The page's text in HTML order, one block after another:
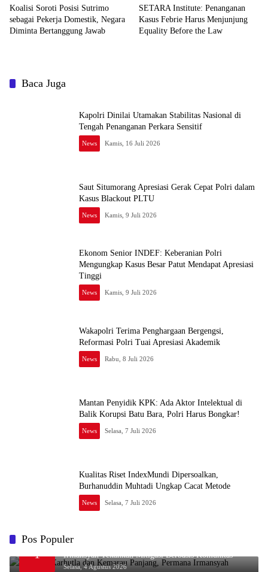
Koalisi Soroti Posisi Sutrimo
sebagai Pekerja Domestik, Negara
Diminta Bertanggung Jawab
SETARA Institute: Penanganan
Kasus Febrie Harus Menjunjung
Equality Before the Law
Baca Juga
Kapolri Dinilai Utamakan Stabilitas Nasional di
Tengah Penanganan Perkara Sensitif
News Kamis, 16 Juli 2026
Saut Situmorang Apresiasi Gerak Cepat Polri dalam
Kasus Blackout PLTU
News Kamis, 9 Juli 2026
Ekonom Senior INDEF: Keberanian Polri
Mengungkap Kasus Besar Patut Mendapat Apresiasi
Tinggi
News Kamis, 9 Juli 2026
Wakapolri Terima Penghargaan Bergengsi,
Reformasi Polri Tuai Apresiasi Akademik
News Rabu, 8 Juli 2026
Mantan Penyidik KPK: Ada Aktor Intelektual di
Balik Korupsi Batu Bara, Polri Harus Bongkar!
News Selasa, 7 Juli 2026
Kualitas Riset IndexMundi Dipersoalkan,
Burhanuddin Muhtadi Ungkap Cacat Metode
News Selasa, 7 Juli 2026
Pos Populer
1
Waspada Karhutla dan Kemarau Panjang, Permana
Irmansyah Tekankan Mitigasi Berbasis Komunitas
Selasa, 4 Agustus 2026